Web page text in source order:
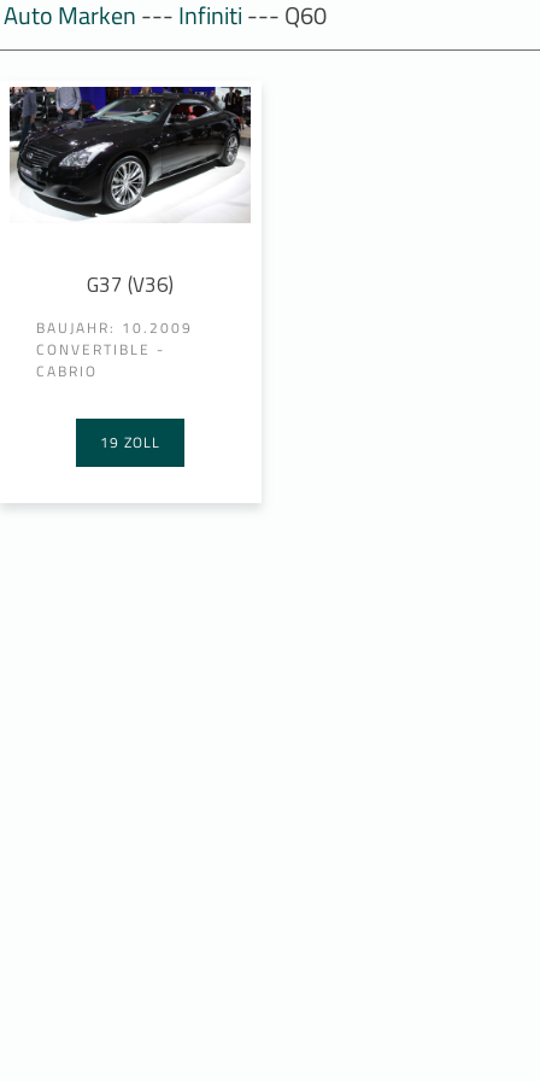
Auto Marken---Infiniti--- Q60
G37 (V36)
BAUJAHR: 10.2009
CONVERTIBLE -
CABRIO
19 ZOLL